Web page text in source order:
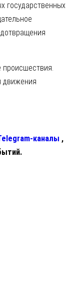
государственных
происшествия.
движения
каналы ,